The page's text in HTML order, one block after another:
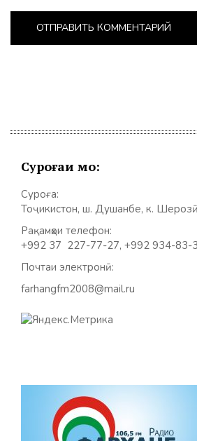
Суроғаи мо:
Суроға:
Тоҷикистон, ш. Душанбе, к.
Рақамҳои телефон:
+992 37 227-77-27, +992 934-83-
Почтаи электронӣ:
farhangfm2008@mail.ru